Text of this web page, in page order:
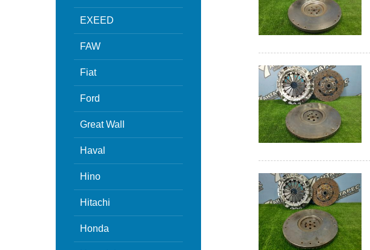
EXEED
FAW
Fiat
Ford
Great Wall
Haval
Hino
Hitachi
Honda